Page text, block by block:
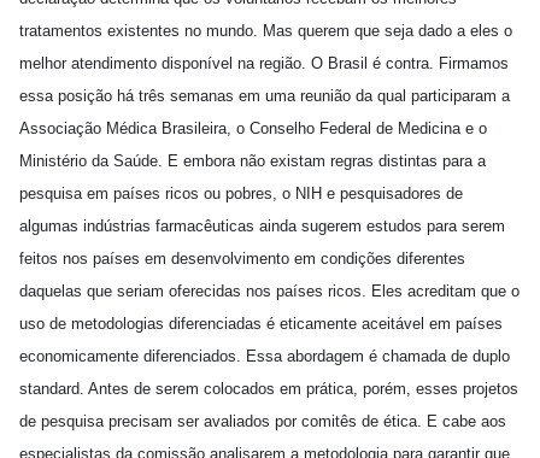
tratamentos existentes no mundo. Mas querem que seja dado a eles o
melhor atendimento disponível na região. O Brasil é contra. Firmamos
essa posição há três semanas em uma reunião da qual participaram a
Associação Médica Brasileira, o Conselho Federal de Medicina e o
Ministério da Saúde. E embora não existam regras distintas para a
pesquisa em países ricos ou pobres, o NIH e pesquisadores de
algumas indústrias farmacêuticas ainda sugerem estudos para serem
feitos nos países em desenvolvimento em condições diferentes
daquelas que seriam oferecidas nos países ricos. Eles acreditam que o
uso de metodologias diferenciadas é eticamente aceitável em países
economicamente diferenciados. Essa abordagem é chamada de duplo
standard. Antes de serem colocados em prática, porém, esses projetos
de pesquisa precisam ser avaliados por comitês de ética. E cabe aos
especialistas da comissão analisarem a metodologia para garantir que